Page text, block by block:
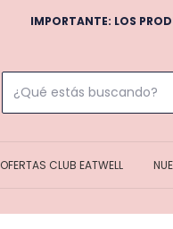
¡HACEMOS ENVÍOS A TODO
OFERTAS CLUB EATWELL